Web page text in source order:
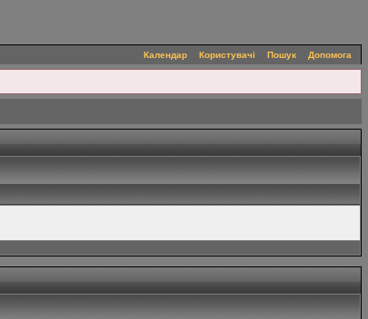
Календар Користувачі Пошук Допомога